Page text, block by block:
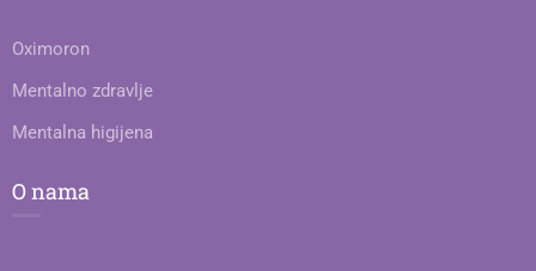
Oximoron
Mentalno zdravlje
Mentalna higijena
O nama